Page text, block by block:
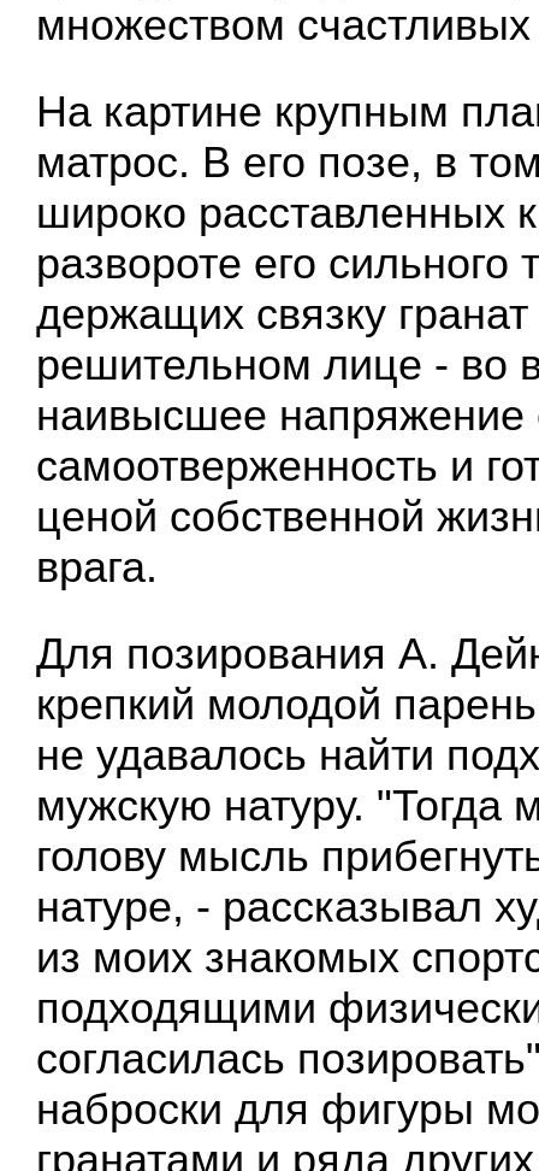
множеством
На картине крупным
матрос. В его позе, в
широко расставленных
развороте его сильного
держащих связку гранат
решительном лице - во
наивысшее напряжение
самоотверженность и
ценой собственной
врага.
Для позирования А.
крепкий молодой
не удавалось найти
мужскую натуру. "Тогда
голову мысль
натуре, - рассказывал
из моих знакомых
подходящими
согласилась
наброски для фигуры
гранатами и ряда